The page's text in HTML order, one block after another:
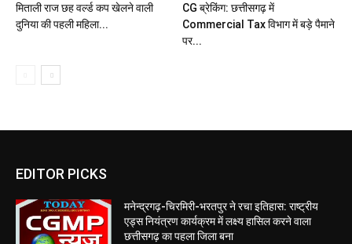
मिताली राज छह वर्ल्ड कप खेलने वाली
दुनिया की पहली महिला...
CG ब्रेकिंग: छत्तीसगढ़ में
Commercial Tax विभाग में बड़े पैमाने
पर...
EDITOR PICKS
मनेन्द्रगढ़-चिरमिरी-भरतपुर ने रचा इतिहास: राष्ट्रीय
एड्स नियंत्रण कार्यक्रम में लक्ष्य हासिल करने वाला
छत्तीसगढ़ का पहला जिला बना